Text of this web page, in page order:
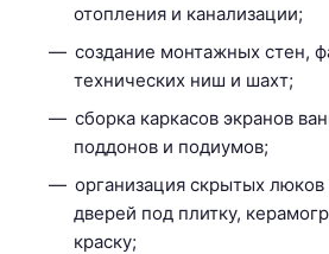
отопления и канализации;
создание монтажных стен,
технических ниш и шахт;
сборка каркасов экранов
поддонов и подиумов;
организация скрытых
дверей под плитку,
краску;